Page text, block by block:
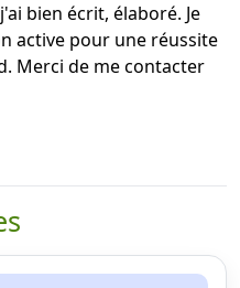
bien écrit, élaboré. Je
active pour une réussite
Merci de me contacter